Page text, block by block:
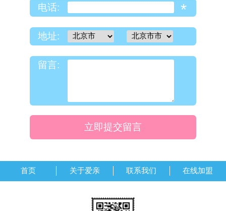
电话: *
地址:
留言:
立即提交留言
首页 关于爱亲 联系我们 在线加盟